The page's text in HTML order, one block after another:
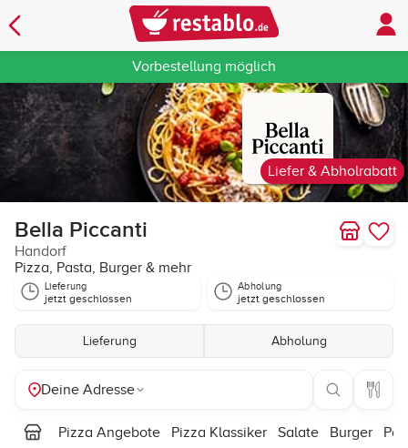
Vorbestellung möglich
Liefer & Abholrabatt
Bella Piccanti
Handorf
Pizza, Pasta, Burger & mehr
Lieferung
jetzt geschlossen
Abholung
jetzt geschlossen
Lieferung Abholung
Deine Adresse
Pizza Angebote Pizza Klassiker Salate Burger